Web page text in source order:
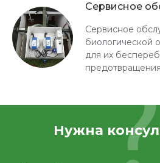
Сервисное
Сервисное
биологической
для их
Нужна